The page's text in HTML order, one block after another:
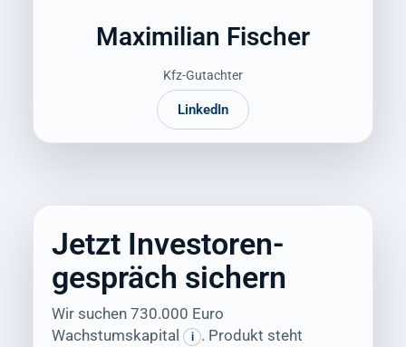
Maximilian Fischer
Kfz-Gutachter
LinkedIn
Jetzt Investoren-
gespräch sichern
Wir suchen 730.000 Euro
Wachstumskapital
i . Produkt steht